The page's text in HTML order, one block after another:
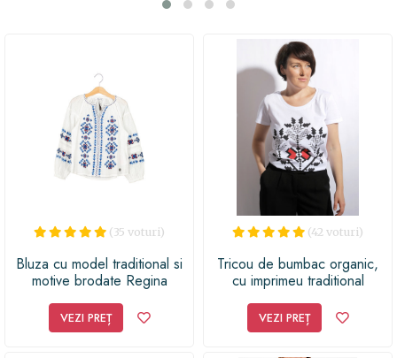
(35 voturi)
Bluza cu model traditional si
motive brodate Regina
VEZI PREȚ
(42 voturi)
Tricou de bumbac organic,
cu imprimeu traditional
VEZI PREȚ